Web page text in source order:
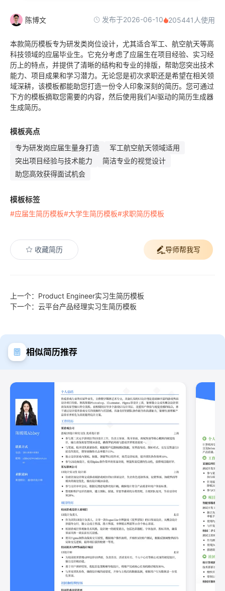
陈博文 发布于2026-06-10 205441人使用
本款简历模板专为研发类岗位设计，尤其适合军工、航空航天等高
科技领域的应届毕业生。它充分考虑了应届生在项目经验、实习经
历上的特点，并提供了清晰的结构和专业的排版，帮助您突出技术
能力、项目成果和学习潜力。无论您是初次求职还是希望在相关领
域深耕，该模板都能助您打造一份令人印象深刻的简历。您可通过
下方的模板摘取您需要的内容，然后使用我们AI驱动的简历生成器
生成简历。
模板亮点
专为研发岗应届生量身打造
军工航空航天领域适用
突出项目经验与技术能力
简洁专业的视觉设计
助您高效获得面试机会
模板标签
#应届生简历模板#大学生简历模板#求职简历模板
收藏简历 导师帮我写
上一个：Product Engineer实习生简历模板
下一个：云平台产品经理实习生简历模板
相似简历推荐